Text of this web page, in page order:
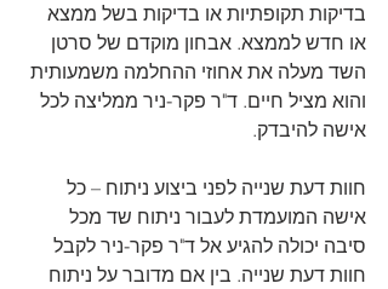
בדיקות תקופתיות או בדיקות בשל ממצא
או חדש לממצא. אבחון מוקדם של סרטן
השד מעלה את אחוזי ההחלמה משמעותית
והוא מציל חיים. ד"ר פקר-ניר ממליצה לכל
אישה להיבדק.
חוות דעת שנייה לפני ביצוע ניתוח – כל
אישה המועמדת לעבור ניתוח שד מכל
סיבה יכולה להגיע אל ד"ר פקר-ניר לקבל
חוות דעת שנייה. בין אם מדובר על ניתוח